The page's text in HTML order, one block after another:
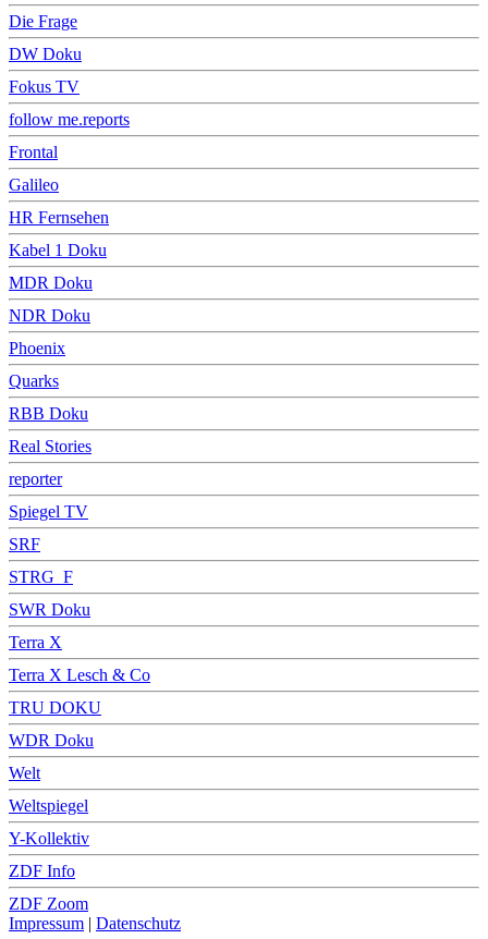
Die Frage
DW Doku
Fokus TV
follow me.reports
Frontal
Galileo
HR Fernsehen
Kabel 1 Doku
MDR Doku
NDR Doku
Phoenix
Quarks
RBB Doku
Real Stories
reporter
Spiegel TV
SRF
STRG_F
SWR Doku
Terra X
Terra X Lesch & Co
TRU DOKU
WDR Doku
Welt
Weltspiegel
Y-Kollektiv
ZDF Info
ZDF Zoom
Impressum | Datenschutz